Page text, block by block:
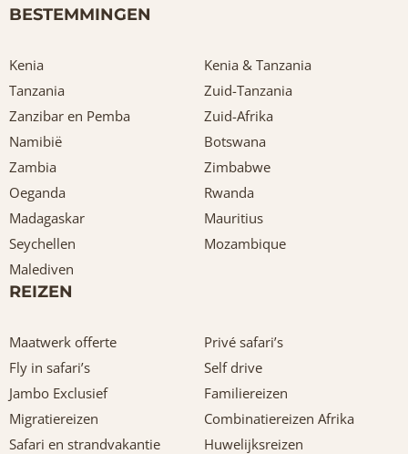
BESTEMMINGEN
Kenia
Kenia & Tanzania
Tanzania
Zuid-Tanzania
Zanzibar en Pemba
Zuid-Afrika
Namibië
Botswana
Zambia
Zimbabwe
Oeganda
Rwanda
Madagaskar
Mauritius
Seychellen
Mozambique
Malediven
REIZEN
Maatwerk offerte
Privé safari’s
Fly in safari’s
Self drive
Jambo Exclusief
Familiereizen
Migratiereizen
Combinatiereizen Afrika
Safari en strandvakantie
Huwelijksreizen